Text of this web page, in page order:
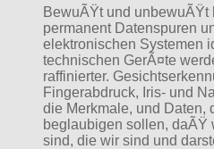
BewuÃŸt und
permanent Datenspuren
elektronischen Systemen
technischen GerÃ¤te
raffinierter.
Fingerabdruck, Iris- und
die Merkmale, und Daten,
beglaubigen sollen, daÃŸ
sind, die wir sind und